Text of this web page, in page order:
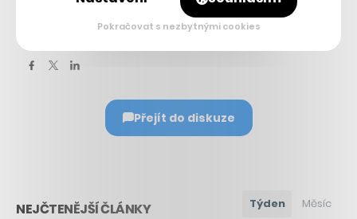
Přejít do diskuze
NEJČTENĚJŠÍ ČLÁNKY Týden Měsíc
Pokračovat s nezbytnými cookies